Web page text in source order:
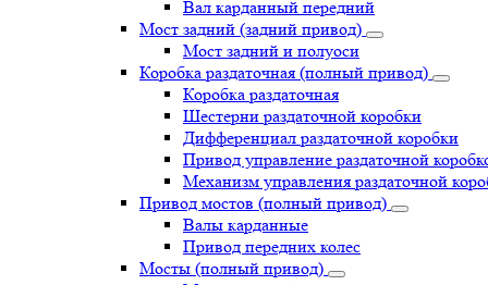
Вал карданный передний
Мост задний (задний привод)
Мост задний и полуоси
Коробка раздаточная (полный привод)
Коробка раздаточная
Шестерни раздаточной коробки
Дифференциал раздаточной коробки
Привод управление раздаточной
Механизм управления раздаточной
Привод мостов (полный привод)
Валы карданные
Привод передних колес
Мосты (полный привод)